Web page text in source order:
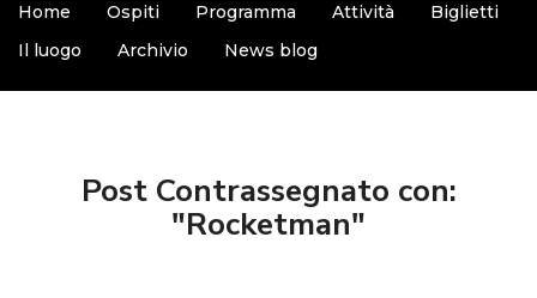
Home Ospiti Programma Attività
Biglietti
Il luogo
Archivio News blog
Post Contrassegnato con:
"Rocketman"